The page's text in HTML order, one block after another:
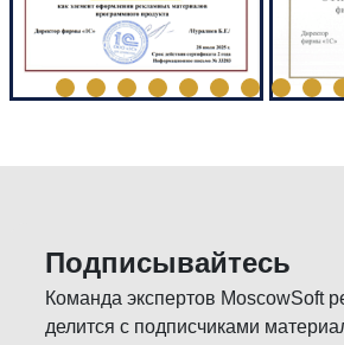
Подписывайтесь
Команда экспертов MoscowSoft
делится с подписчиками